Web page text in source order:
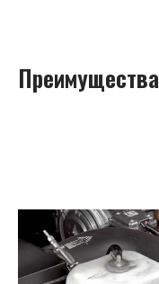
Преимущества